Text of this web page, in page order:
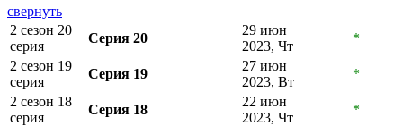
свернуть
2 сезон 20
серия
Серия 20
29 июн
2023, Чт
*
2 сезон 19
серия
Серия 19
27 июн
2023, Вт
*
2 сезон 18
серия
Серия 18
22 июн
2023, Чт
*